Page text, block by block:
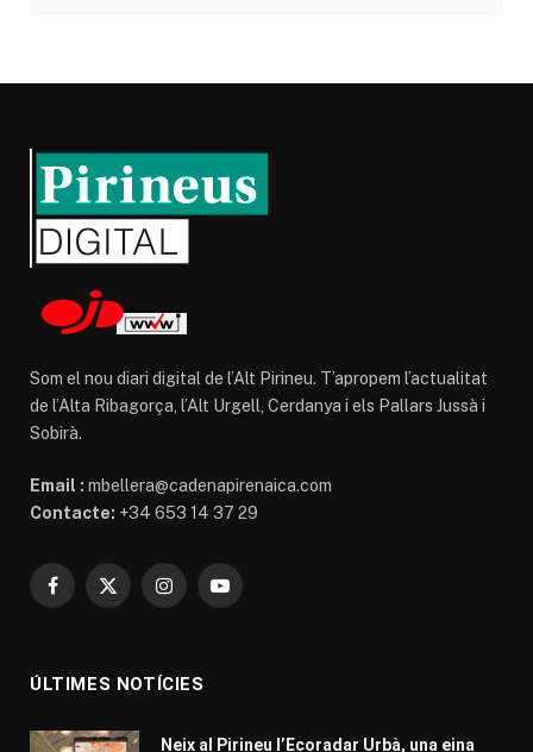
Som el nou diari digital de l’Alt Pirineu. T’apropem l’actualitat
de l’Alta Ribagorça, l’Alt Urgell, Cerdanya i els Pallars Jussà i
Sobirà.
Email : mbellera@cadenapirenaica.com
Contacte: +34 653 14 37 29
Facebook
X
InstagramYouTube
ÚLTIMES NOTÍCIES
Neix al Pirineu l’Ecoradar Urbà, una eina